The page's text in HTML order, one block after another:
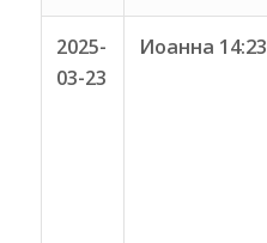
2025-
03-23
Иоанна 14:23